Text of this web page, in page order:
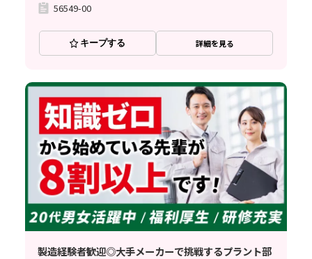
56549-00
キープする 詳細を見る
製造経験者歓迎◎大手メーカーで挑戦するプラント部